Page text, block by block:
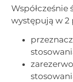
występują w